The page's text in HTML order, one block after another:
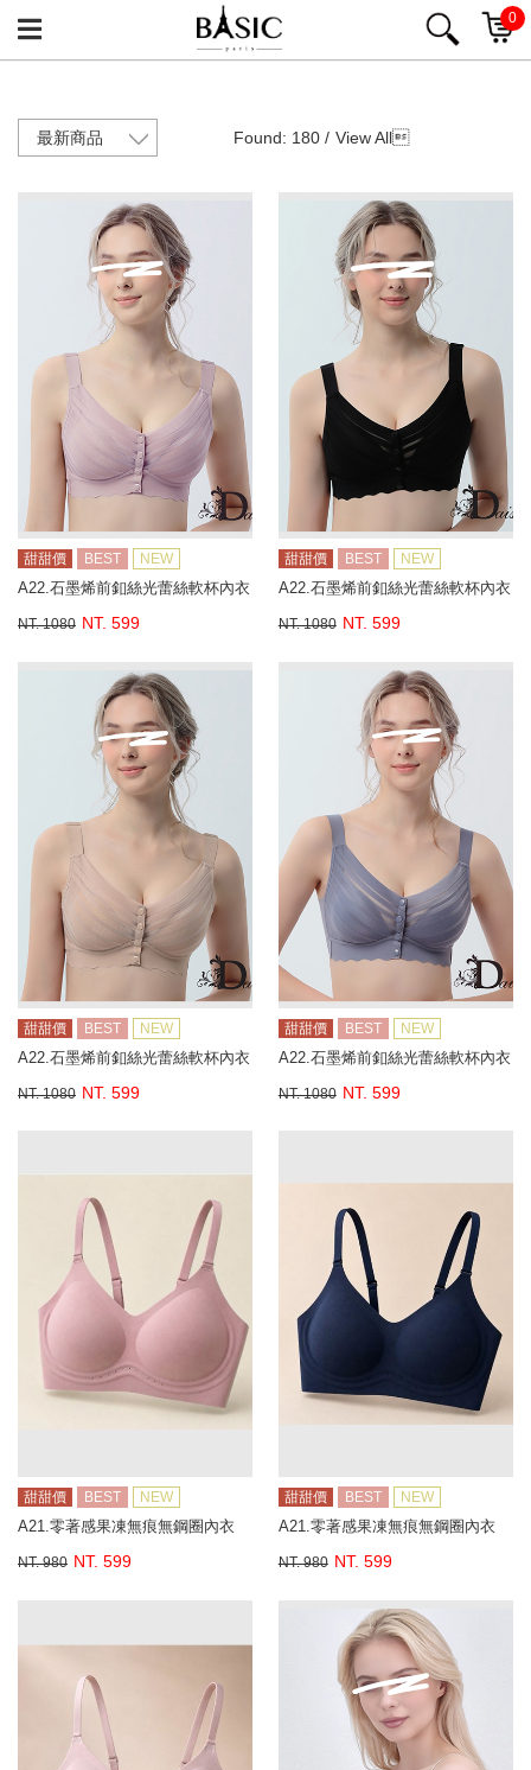
0
Found: 180 / View All
甜甜價 BEST NEW
A22.石墨烯前釦絲光蕾絲軟杯內衣
NT. 1080 NT. 599
甜甜價 BEST NEW
A22.石墨烯前釦絲光蕾絲軟杯內衣
NT. 1080 NT. 599
甜甜價 BEST NEW
A22.石墨烯前釦絲光蕾絲軟杯內衣
NT. 1080 NT. 599
甜甜價 BEST NEW
A22.石墨烯前釦絲光蕾絲軟杯內衣
NT. 1080 NT. 599
甜甜價 BEST NEW
A21.零著感果凍無痕無鋼圈內衣
NT. 980 NT. 599
甜甜價 BEST NEW
A21.零著感果凍無痕無鋼圈內衣
NT. 980 NT. 599